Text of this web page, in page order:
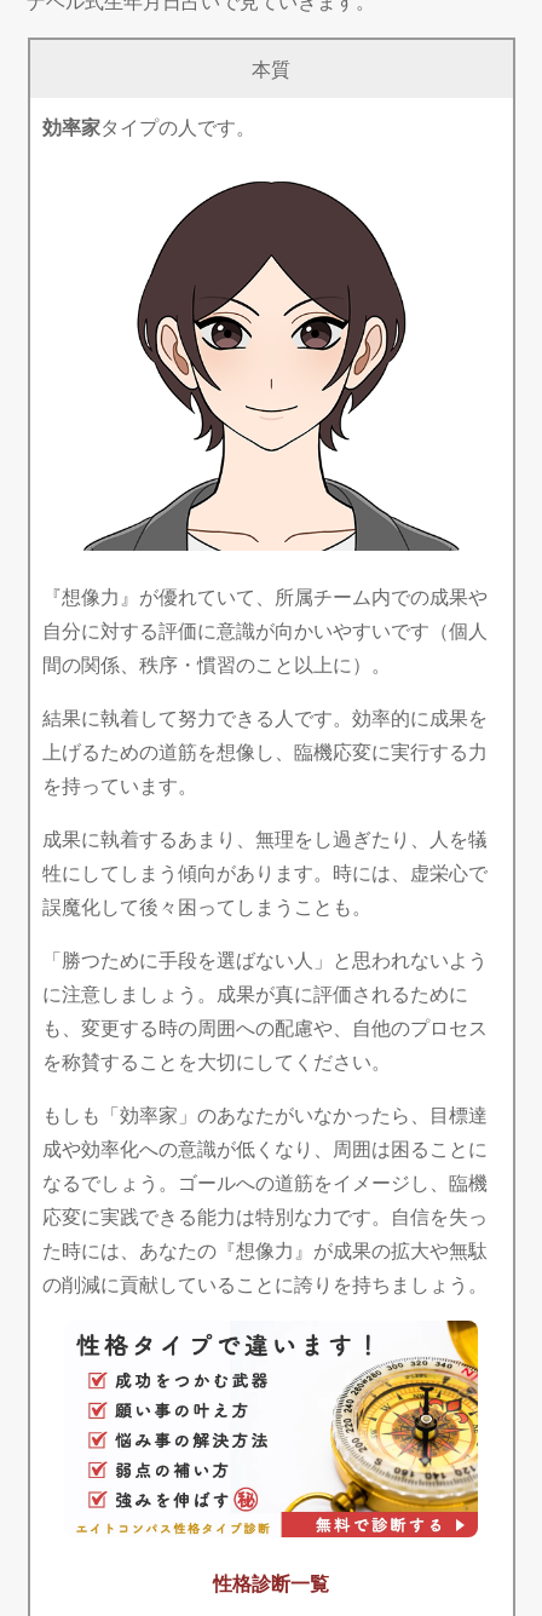
本質
効率家タイプの人です。
『想像力』が優れていて、所属チーム内での成果や
自分に対する評価に意識が向かいやすいです（個人
間の関係、秩序・慣習のこと以上に）。
結果に執着して努力できる人です。効率的に成果を
上げるための道筋を想像し、臨機応変に実行する力
を持っています。
成果に執着するあまり、無理をし過ぎたり、人を犠
牲にしてしまう傾向があります。時には、虚栄心で
誤魔化して後々困ってしまうことも。
「勝つために手段を選ばない人」と思われないよう
に注意しましょう。成果が真に評価されるために
も、変更する時の周囲への配慮や、自他のプロセス
を称賛することを大切にしてください。
もしも「効率家」のあなたがいなかったら、目標達
成や効率化への意識が低くなり、周囲は困ることに
なるでしょう。ゴールへの道筋をイメージし、臨機
応変に実践できる能力は特別な力です。自信を失っ
た時には、あなたの『想像力』が成果の拡大や無駄
の削減に貢献していることに誇りを持ちましょう。
性格診断一覧